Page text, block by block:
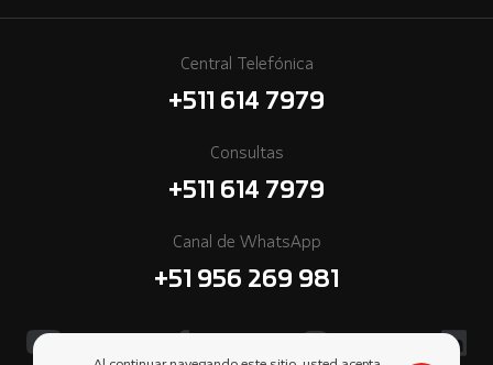
Central Telefónica
+511 614 7979
Consultas
+511 614 7979
Canal de WhatsApp
+51 956 269 981